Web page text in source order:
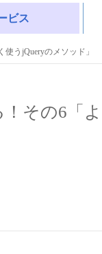
ビス
使うjQueryのメソッド」
！その6「